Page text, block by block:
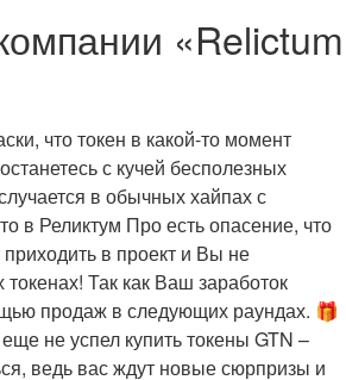
«Relictum
что токен в какой-то момент
с кучей бесполезных
в обычных хайпах с
в Реликтум Про есть опасение, что
в проект и Вы не
токенах! Так как Ваш заработок
продаж в следующих раундах. 🎁
еще не успел купить токены GTN –
ведь вас ждут новые сюрпризы и